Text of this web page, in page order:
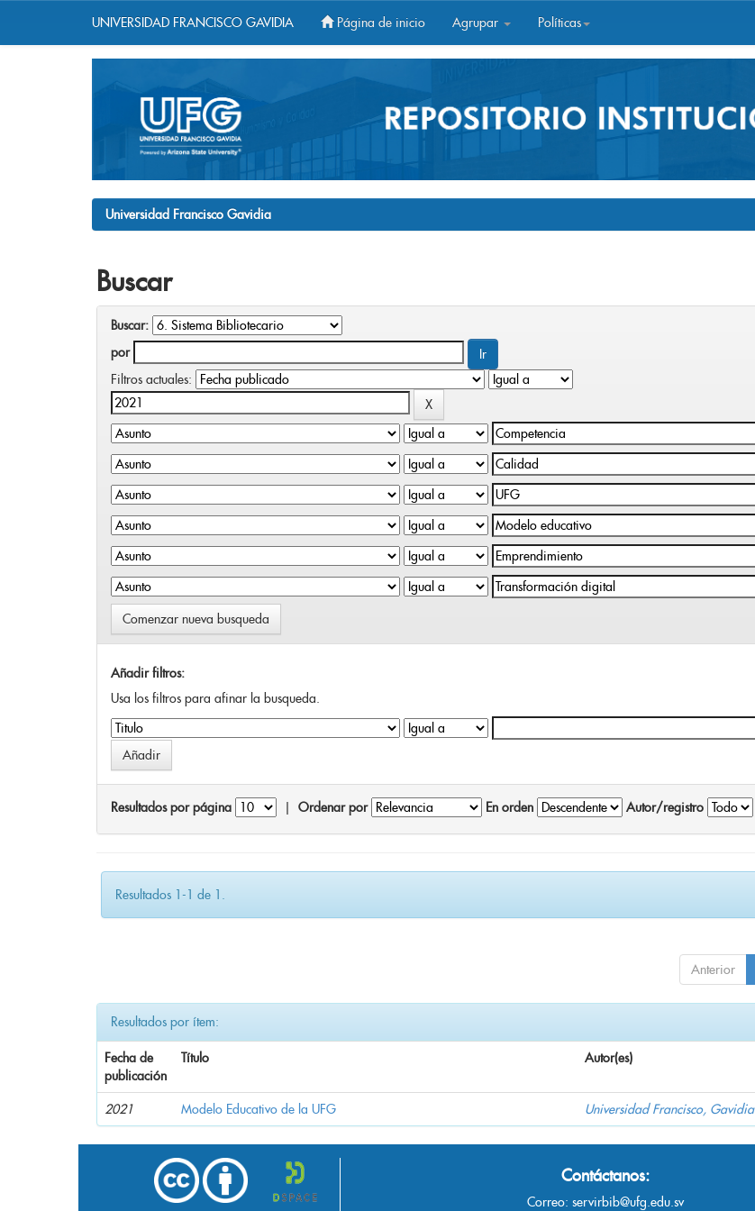
UNIVERSIDAD FRANCISCO GAVIDIA Página de inicio Agrupar Políticas
Universidad Francisco Gavidia
Buscar
Buscar:
por
Filtros actuales:
Comenzar nueva busqueda
Añadir filtros:
Usa los filtros para afinar la busqueda.
Resultados por página Ordenar por En orden Autor/registro
Resultados 1-1 de 1.
Anterior
Resultados por ítem:
Fecha de
publicación
Título Autor(es)
2021 Modelo Educativo de la UFG Universidad Francisco, Gavidia
Contáctanos:
Correo: servirbib@ufg.edu.sv